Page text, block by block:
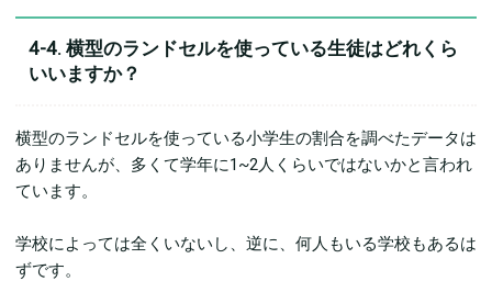
4-4. 横型のランドセルを使っている生徒はどれくら
いいますか？
横型のランドセルを使っている小学生の割合を調べたデータは
ありませんが、多くて学年に1~2人くらいではないかと言われ
ています。
学校によっては全くいないし、逆に、何人もいる学校もあるは
ずです。